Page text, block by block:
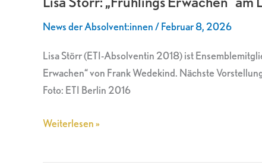
News der Absolvent:innen/Februar 8, 2026
Lisa Störr (ETI-Absolventin 2018) ist
Erwachen“ von Frank Wedekind. Nächste
Foto: ETI Berlin 2016
am
Landestheater
Eisenach
Weiterlesen »